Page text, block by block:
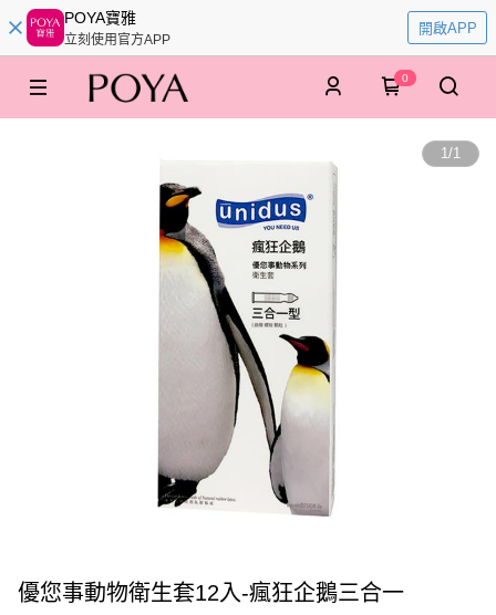
POYA寶雅
立刻使用官方APP
開啟APP
0
1/1
優您事動物衛生套12入-瘋狂企鵝三合一